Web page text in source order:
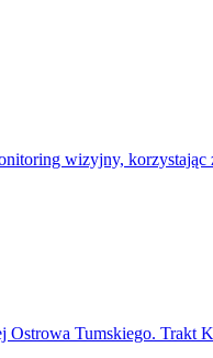
wizyjny, korzystając
Ostrowa Tumskiego. Trakt